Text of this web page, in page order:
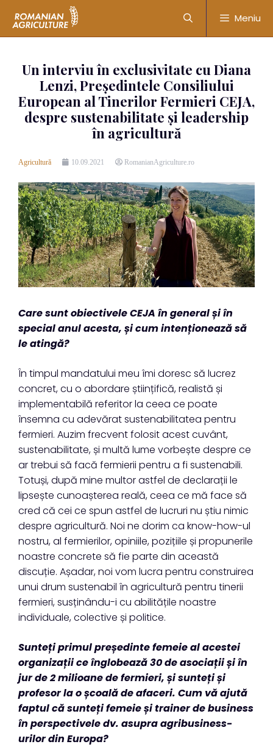
Meniu
Un interviu în exclusivitate cu Diana
Lenzi, Președintele Consiliului
European al Tinerilor Fermieri CEJA,
despre sustenabilitate și leadership
în agricultură
Agricultură 10.09.2021 RomanianAgriculture.ro
Care sunt obiectivele CEJA în general și în
special anul acesta, și cum intenționează să
le atingă?
În timpul mandatului meu îmi doresc să lucrez
concret, cu o abordare științifică, realistă și
implementabilă referitor la ceea ce poate
însemna cu adevărat sustenabilitatea pentru
fermieri. Auzim frecvent folosit acest cuvânt,
sustenabilitate, și multă lume vorbește despre ce
ar trebui să facă fermierii pentru a fi sustenabili.
Totuși, după mine multor astfel de declarații le
lipsește cunoașterea reală, ceea ce mă face să
cred că cei ce spun astfel de lucruri nu știu nimic
despre agricultură. Noi ne dorim ca know-how-ul
nostru, al fermierilor, opiniile, pozițiile și propunerile
noastre concrete să fie parte din această
discuție. Așadar, noi vom lucra pentru construirea
unui drum sustenabil în agricultură pentru tinerii
fermieri, susținându-i cu abilitățile noastre
individuale, colective și politice.
Sunteți primul președinte femeie al acestei
organizații ce înglobează 30 de asociații și în
jur de 2 milioane de fermieri, și sunteți și
profesor la o școală de afaceri. Cum vă ajută
faptul că sunteți femeie și trainer de business
în perspectivele dv. asupra agribusiness-
urilor din Europa?